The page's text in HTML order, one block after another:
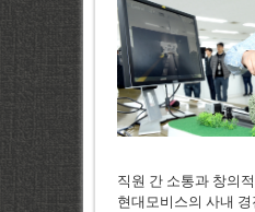
직원 간 소통과 창의
현대모비스의 사내